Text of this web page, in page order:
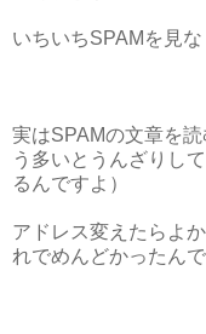
いちいちSPAMを見
実はSPAMの文章を
う多いとうんざりし
るんですよ）
アドレス変えたらよ
れでめんどかったん